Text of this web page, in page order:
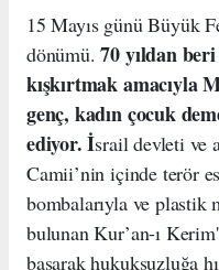
15 Mayıs günü Büyük
dönümü.70 yıldan
kışkırtmak amacıyla
genç, kadın çocuk
ediyor. İsrail devleti ve
Camii’nin içinde terör
bombalarıyla ve plastik
bulunan Kur’an-ı
basarak hukuksuzluğa